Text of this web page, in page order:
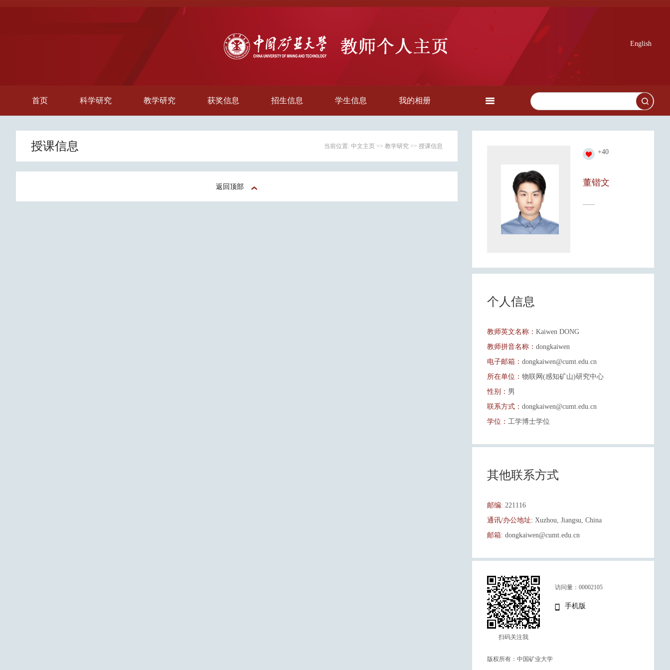
English
首页 科学研究 教学研究 获奖信息 招生信息 学生信息 我的相册
授课信息 当前位置: 中文主页 >> 教学研究 >> 授课信息
返回顶部
+40
董锴文
个人信息
教师英文名称： Kaiwen DONG
教师拼音名称： dongkaiwen
电子邮箱： dongkaiwen@cumt.edu.cn
所在单位： 物联网(感知矿山)研究中心
性别： 男
联系方式： dongkaiwen@cumt.edu.cn
学位： 工学博士学位
其他联系方式
邮编: 221116
通讯/办公地址: Xuzhou, Jiangsu, China
邮箱: dongkaiwen@cumt.edu.cn
扫码关注我
访问量： 00002105
手机版
版权所有：中国矿业大学